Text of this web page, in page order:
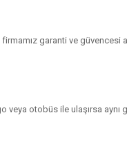
garanti ve güvencesi
veya otobüs ile ulaşırsa